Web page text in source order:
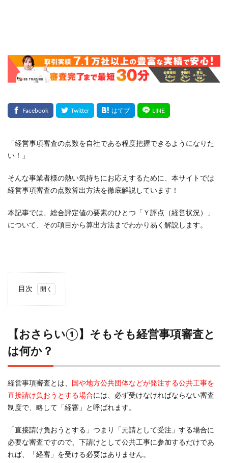
「経営事項審査の点数を自社である程度把握できるようになりた
い！」
そんな事業者様の熱い気持ちにお応えするために、本サイトでは
経営事項審査の点数算出方法を徹底解説しています！
本記事では、総合評定値の要素のひとつ「Ｙ評点（経営状況）」
について、その項目から算出方法までわかり易く解説します。
目次
い
①】
そも
そも
経営
審査
とは
か？
【おさらい①】そもそも経営事項審査と
は何か？
経営事項審査とは、
国や地方公共団体などが発注する公共工事を
直接請け負おうとする場合には、必ず受けなければならない審査
制度で、略して「経審」と呼ばれます。
「直接請け負おうとする」つまり「元請として受注」する場合に
必要な審査ですので、下請けとして公共工事に参加するだけであ
れば、「経審」を受ける必要はありません。